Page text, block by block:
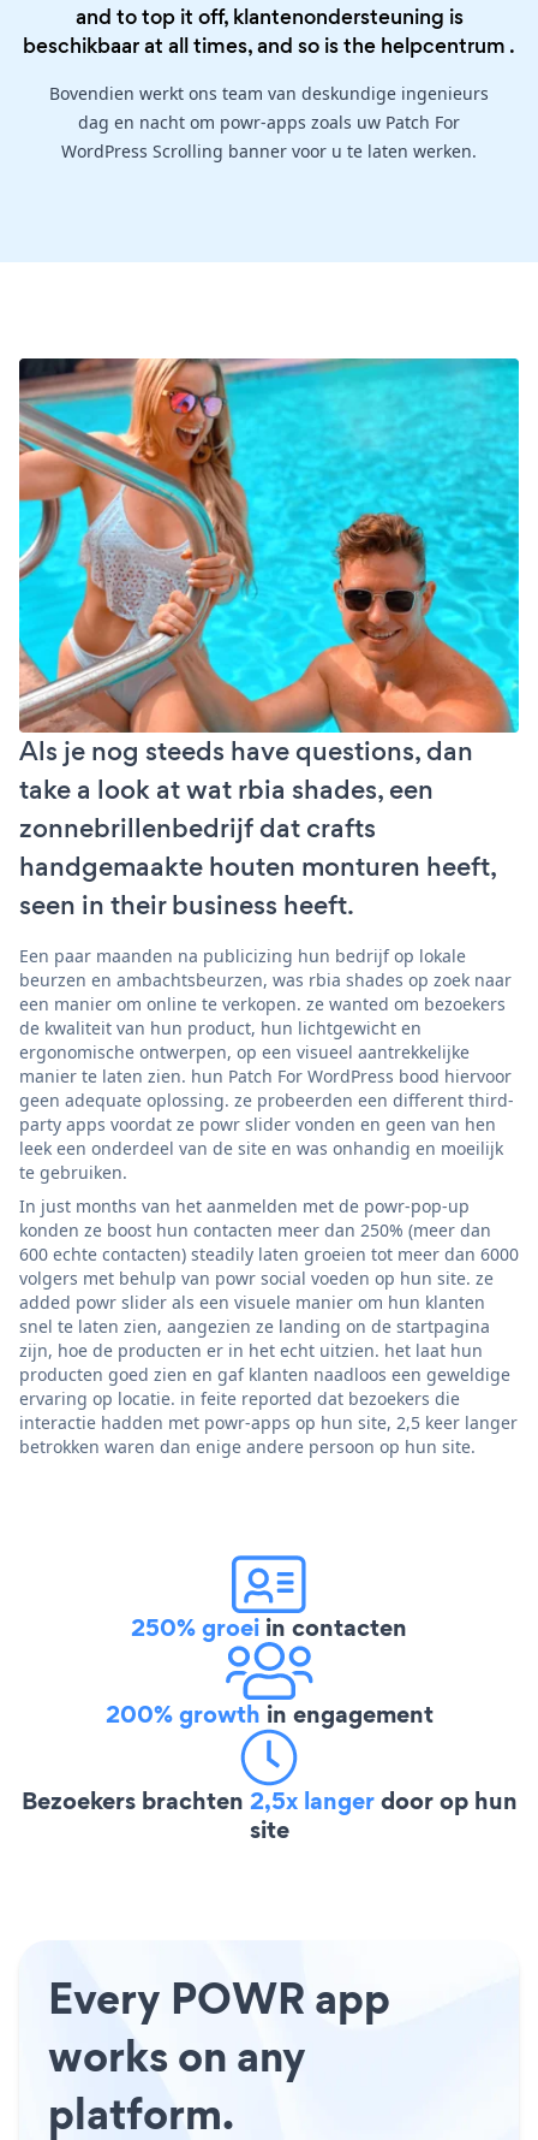
and to top it off, klantenondersteuning is
beschikbaar at all times, and so is the helpcentrum .
Bovendien werkt ons team van deskundige ingenieurs
dag en nacht om powr-apps zoals uw Patch For
WordPress Scrolling banner voor u te laten werken.
Als je nog steeds have questions, dan
take a look at wat rbia shades, een
zonnebrillenbedrijf dat crafts
handgemaakte houten monturen heeft,
seen in their business heeft.
Een paar maanden na publicizing hun bedrijf op lokale
beurzen en ambachtsbeurzen, was rbia shades op zoek naar
een manier om online te verkopen. ze wanted om bezoekers
de kwaliteit van hun product, hun lichtgewicht en
ergonomische ontwerpen, op een visueel aantrekkelijke
manier te laten zien. hun Patch For WordPress bood hiervoor
geen adequate oplossing. ze probeerden een different third-
party apps voordat ze powr slider vonden en geen van hen
leek een onderdeel van de site en was onhandig en moeilijk
te gebruiken.
In just months van het aanmelden met de powr-pop-up
konden ze boost hun contacten meer dan 250% (meer dan
600 echte contacten) steadily laten groeien tot meer dan 6000
volgers met behulp van powr social voeden op hun site. ze
added powr slider als een visuele manier om hun klanten
snel te laten zien, aangezien ze landing on de startpagina
zijn, hoe de producten er in het echt uitzien. het laat hun
producten goed zien en gaf klanten naadloos een geweldige
ervaring op locatie. in feite reported dat bezoekers die
interactie hadden met powr-apps op hun site, 2,5 keer langer
betrokken waren dan enige andere persoon op hun site.
250% groei in contacten
200% growth in engagement
Bezoekers brachten 2,5x langerdoor op hun
site
Every POWR app
works on any
platform.